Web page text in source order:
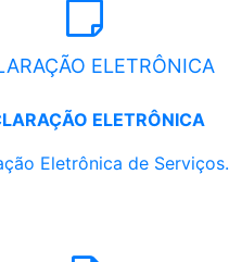
ELETRÔNICA
ELETRÔNICA
Eletrônica de Serviços.